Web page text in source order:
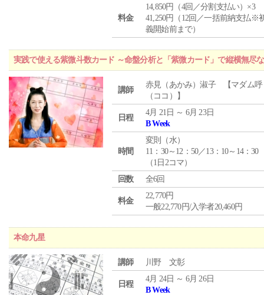
料金
14,850円（4回／分割支払い）×3
41,250円（12回／一括前納支払※
義開始前まで）
実践で使える紫微斗数カード ～命盤分析と「紫微カード」で縦横無尽
講師
赤見（あかみ）淑子 【マダム呼
（ココ）】
日程
4月 21日 ～ 6月 23日
B Week
時間
変則（水）
11：30～12：50／13：10～14：30
（1日2コマ）
回数
全6回
料金
22,770円
一般22,770円/入学者20,460円
本命九星
講師 川野 文彰
日程
4月 24日 ～ 6月 26日
B Week